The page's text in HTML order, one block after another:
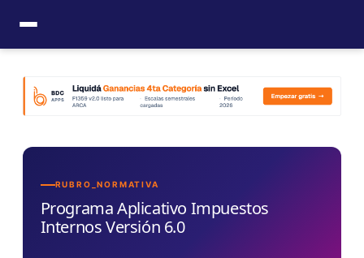
contenido
RUBRO_NORMATIVA
Programa Aplicativo Impuestos
Internos Versión 6.0